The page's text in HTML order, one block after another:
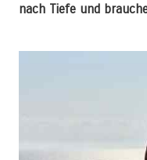
nach Tiefe und